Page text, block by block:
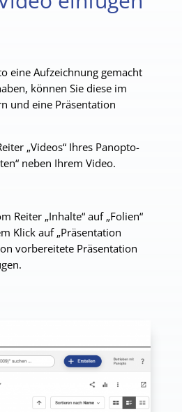
eine Aufzeichnung gemacht
können Sie diese im
und eine Präsentation
„Videos“ Ihres Panopto-
neben Ihrem Video.
Reiter „Inhalte“ auf „Folien“
Klick auf „Präsentation
vorbereitete Präsentation